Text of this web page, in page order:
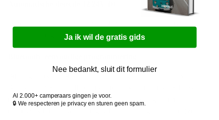
ingesteld. Als alternatief, kan één van de negen voorgedefinieerde
Ja ik wil de gratis gids
Nee bedankt, sluit dit formulier
Al 2.000+ camperaars gingen je voor.
🔒 We respecteren je privacy en sturen geen spam.